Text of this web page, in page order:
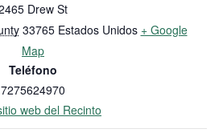
Drew St
33765 Estados Unidos + Google
Map
Teléfono
7275624970
web del Recinto